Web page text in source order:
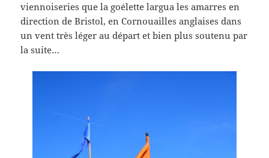
viennoiseries que la goélette largua les amarres en
direction de Bristol, en Cornouailles anglaises dans
un vent très léger au départ et bien plus soutenu par
la suite…